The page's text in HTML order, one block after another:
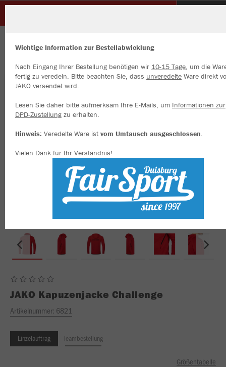
JAKO Kapuzenjacke Challenge
Artikelnummer: 6821
Einzelauftrag Teambestellung
Größentabelle
Wichtige Information zur Bestellabwicklung
Nach Eingang Ihrer Bestellung benötigen wir 10-15 Tage, um die
fertig zu veredeln. Bitte beachten Sie, dass unveredelte Ware direkt
JAKO versendet wird.
Lesen Sie daher bitte aufmerksam Ihre E-Mails, um Informationen zur
DPD-Zustellung zu erhalten.
Hinweis: Veredelte Ware istvom Umtausch ausgeschlossen.
Vielen Dank für Ihr Verständnis!
Wir verwenden Cookies
Inhalte anzeigen und unsere Website verbessern. Weitere
zu den Cookies findest Du in den Einstellungen.
Alle akzeptieren
Alle ablehnen
mehr Infos
Datenschutz
Impressum